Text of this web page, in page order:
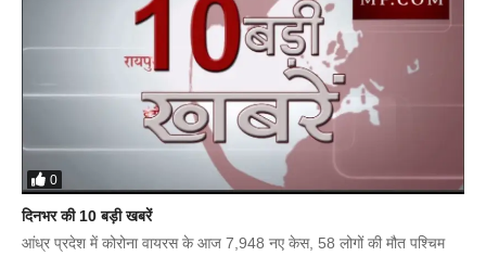
0
दिनभर की 10 बड़ी खबरें
आंध्र प्रदेश में कोरोना वायरस के आज 7,948 नए केस, 58 लोगों की मौत पश्चिम